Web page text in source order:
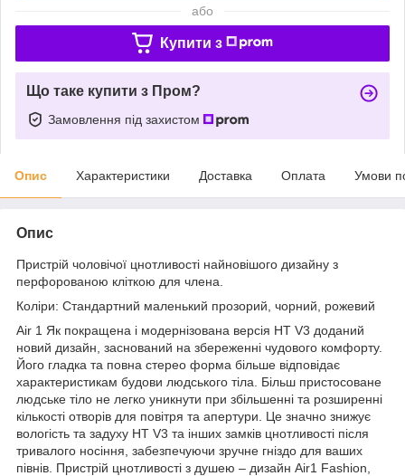
або
Купити з
Що таке купити з Пром?
Замовлення під захистом
Опис Характеристики Доставка Оплата Умови
Опис
Пристрій чоловічої цнотливості найновішого дизайну з
перфорованою кліткою для члена.
Коліри: Стандартний маленький прозорий, чорний, рожевий
Air 1 Як покращена і модернізована версія HT V3 доданий
новий дизайн, заснований на збереженні чудового комфорту.
Його гладка та повна стерео форма більше відповідає
характеристикам будови людського тіла. Більш пристосоване
людське тіло не легко уникнути при збільшенні та розширенні
кількості отворів для повітря та апертури. Це значно знижує
вологість та задуху HT V3 та інших замків цнотливості після
тривалого носіння, забезпечуючи зручне гніздо для ваших
півнів. Пристрій цнотливості з душею – дизайн Air1 Fashion,